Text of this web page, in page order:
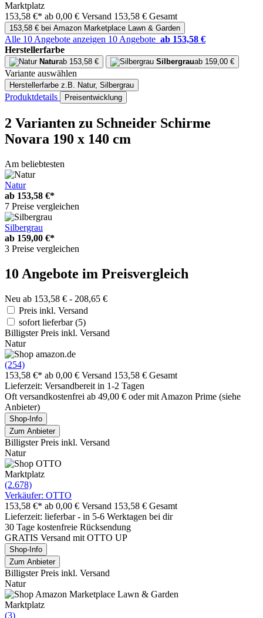
Marktplatz
153,58 €* ab 0,00 € Versand 153,58 € Gesamt
153,58 € bei Amazon Marketplace Lawn & Garden
Alle 10 Angebote anzeigen 10 Angebote ab 153,58 €
Herstellerfarbe
Naturab 153,58 € Silbergrauab 159,00 €
Variante auswählen
Herstellerfarbe z.B. Natur, Silbergrau
Produktdetails Preisentwicklung
2 Varianten zu Schneider Schirme
Novara 190 x 140 cm
Am beliebtesten
Natur
ab 153,58 €*
7 Preise vergleichen
Silbergrau
ab 159,00 €*
3 Preise vergleichen
10 Angebote im Preisvergleich
Neu ab 153,58 € - 208,65 €
Preis inkl. Versand
sofort lieferbar(5)
Billigster Preis inkl. Versand
Natur
(254)
153,58 €* ab 0,00 € Versand 153,58 € Gesamt
Lieferzeit: Versandbereit in 1-2 Tagen
Oft versandkostenfrei ab 49,00 € oder mit Amazon Prime (siehe
Anbieter)
Shop-Info
Zum Anbieter
Billigster Preis inkl. Versand
Natur
Marktplatz
(2.678)
Verkäufer: OTTO
153,58 €* ab 0,00 € Versand 153,58 € Gesamt
Lieferzeit: lieferbar - in 5-6 Werktagen bei dir
30 Tage kostenfreie Rücksendung
GRATIS Versand mit OTTO UP
Shop-Info
Zum Anbieter
Billigster Preis inkl. Versand
Natur
Marktplatz
(3)